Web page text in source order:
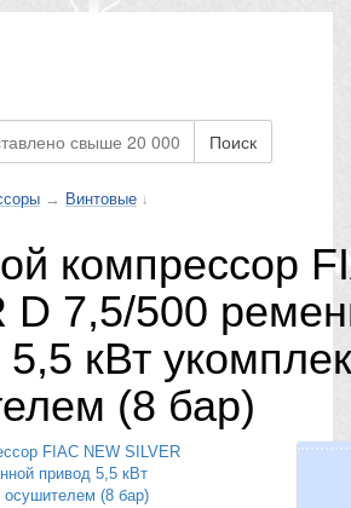
Поиск
→ Винтовые ↓
компрессор
D 7,5/500
кВт
(8 бар)